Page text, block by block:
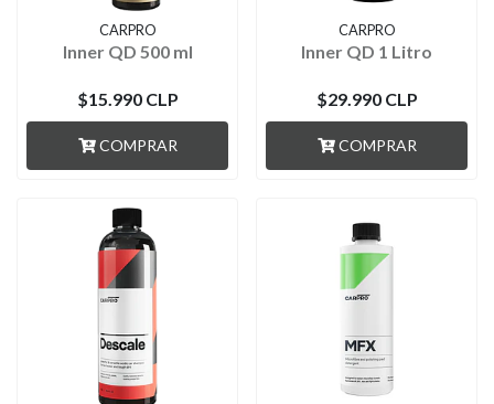
CARPRO
Inner QD 500 ml
$15.990 CLP
COMPRAR
CARPRO
Inner QD 1 Litro
$29.990 CLP
COMPRAR